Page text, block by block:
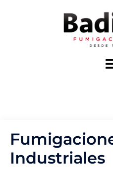
Industriales